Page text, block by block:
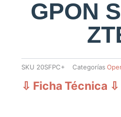
GPON
SKU 20SFPC+ Categorías
⇩ Ficha Técnica ⇩